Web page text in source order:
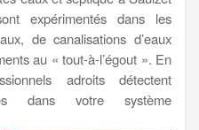
expérimentés dans les
de canalisations d’eaux
au « tout-à-l’égout ». En
adroits détectent
dans votre système